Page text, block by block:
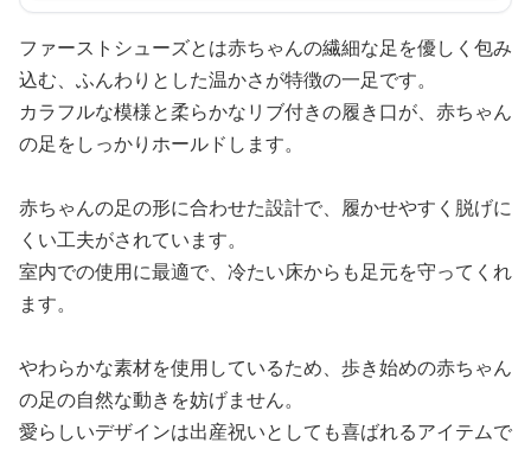
ファーストシューズとは赤ちゃんの繊細な足を優しく包み
込む、ふんわりとした温かさが特徴の一足です。
カラフルな模様と柔らかなリブ付きの履き口が、赤ちゃん
の足をしっかりホールドします。
赤ちゃんの足の形に合わせた設計で、履かせやすく脱げに
くい工夫がされています。
室内での使用に最適で、冷たい床からも足元を守ってくれ
ます。
やわらかな素材を使用しているため、歩き始めの赤ちゃん
の足の自然な動きを妨げません。
愛らしいデザインは出産祝いとしても喜ばれるアイテムで